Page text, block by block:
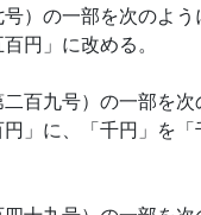
）の一部を次のよう
円」に改める。
百九号）の一部を次
」に、「千円」を